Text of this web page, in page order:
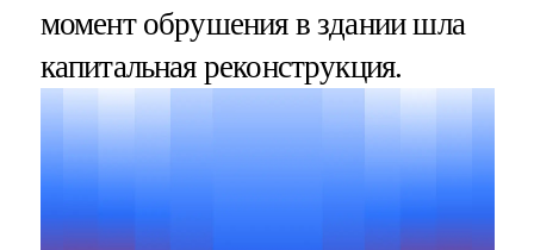
момент обрушения в здании шла
капитальная реконструкция.